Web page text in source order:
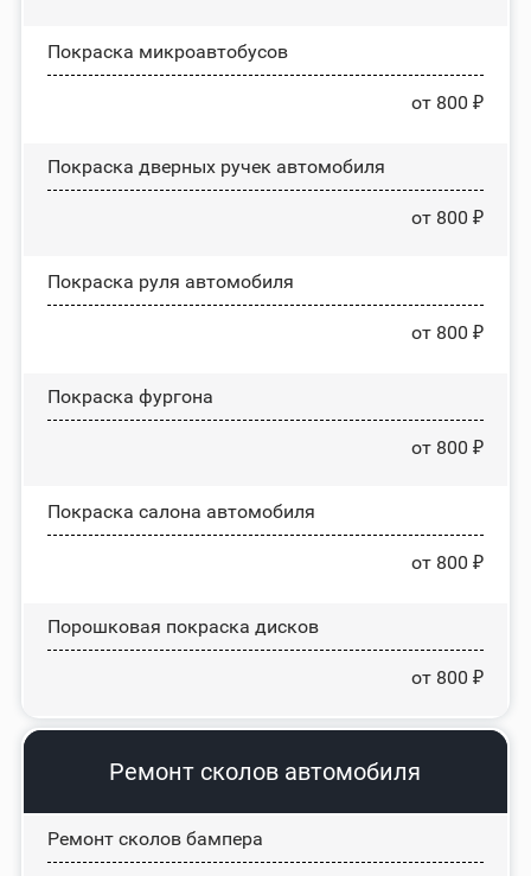
Покраска микроавтобусов
от 800 ₽
Покраска дверных ручек автомобиля
от 800 ₽
Покраска руля автомобиля
от 800 ₽
Покраска фургона
от 800 ₽
Покраска салона автомобиля
от 800 ₽
Порошковая покраска дисков
от 800 ₽
Ремонт сколов автомобиля
Ремонт сколов бампера